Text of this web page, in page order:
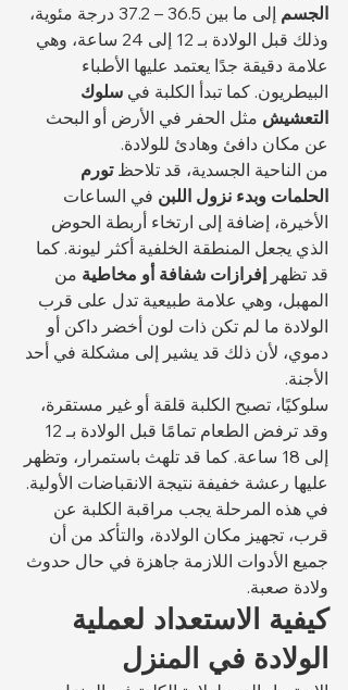
الجسم
إلى ما بين 36.5 – 37.2 درجة مئوية،
وذلك قبل الولادة بـ 12 إلى 24 ساعة، وهي
علامة دقيقة جدًا يعتمد عليها الأطباء
البيطريون. كما تبدأ الكلبة في سلوك
التعشيش مثل الحفر في الأرض أو البحث
عن مكان دافئ وهادئ للولادة.
من الناحية الجسدية، قد تلاحظ تورم
الحلمات وبدء نزول اللبن في الساعات
الأخيرة، إضافة إلى ارتخاء أربطة الحوض
الذي يجعل المنطقة الخلفية أكثر ليونة. كما
قد تظهر إفرازات شفافة أو مخاطية من
المهبل، وهي علامة طبيعية تدل على قرب
الولادة ما لم تكن ذات لون أخضر داكن أو
دموي، لأن ذلك قد يشير إلى مشكلة في أحد
الأجنة.
سلوكيًا، تصبح الكلبة قلقة أو غير مستقرة،
إلى 18 ساعة. كما قد تلهث باستمرار، وتظهر
عليها رعشة خفيفة نتيجة الانقباضات الأولية.
في هذه المرحلة يجب مراقبة الكلبة عن
قرب، تجهيز مكان الولادة، والتأكد من أن
جميع الأدوات اللازمة جاهزة في حال حدوث
ولادة صعبة.
كيفية الاستعداد لعملية
الولادة في المنزل